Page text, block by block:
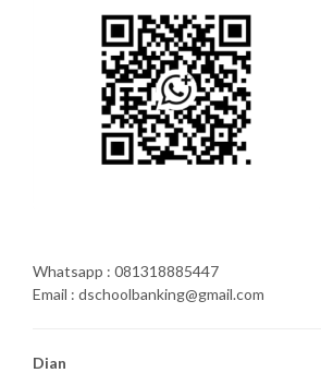
Whatsapp : 081318885447
Email : dschoolbanking@gmail.com
Dian